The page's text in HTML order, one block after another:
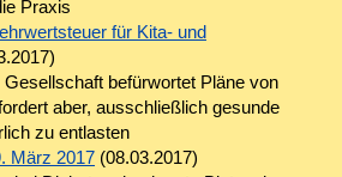
Praxis
für Kita- und
befürwortet Pläne von
aber, ausschließlich gesunde
zu entlasten
März 2017(08.03.2017)